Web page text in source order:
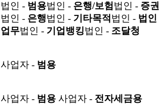
법인 - 범용법인 - 은행/보험 법인 - 증권
법인 - 은행법인 - 기타목적 법인 - 법인
업무법인 - 기업뱅킹법인 - 조달청
사업자 - 범용
사업자 - 범용 사업자 - 전자세금용